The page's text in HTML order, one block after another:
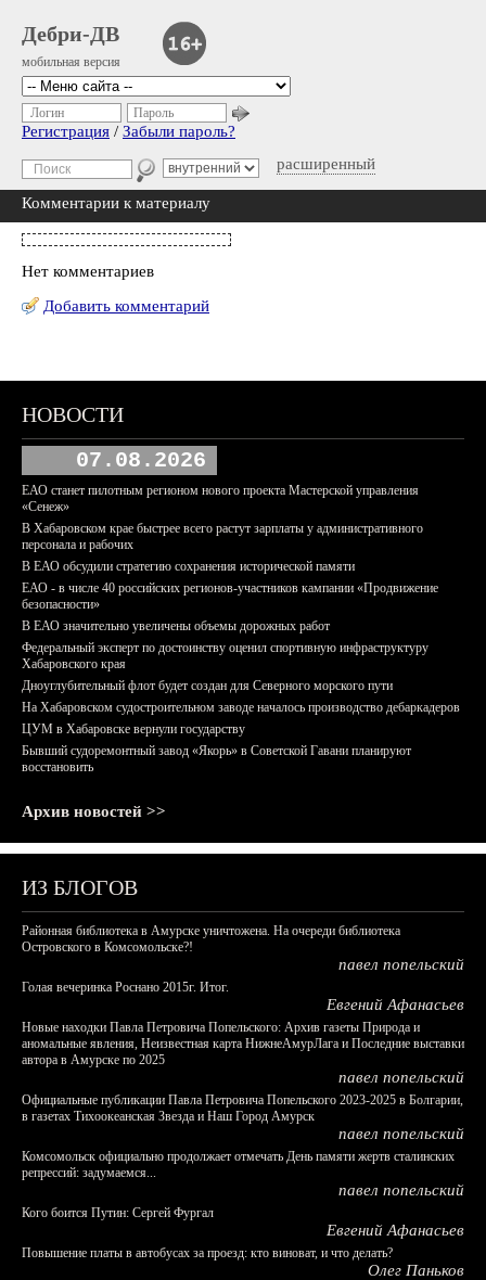
Дебри-ДВ
мобильная версия
расширенный
Логин Пароль
Регистрация / Забыли пароль?
Комментарии к материалу
Нет комментариев
Добавить комментарий
НОВОСТИ
07.08.2026
ЕАО станет пилотным регионом нового проекта Мастерской управления
«Сенеж»
В Хабаровском крае быстрее всего растут зарплаты у административного
персонала и рабочих
В ЕАО обсудили стратегию сохранения исторической памяти
ЕАО - в числе 40 российских регионов-участников кампании «Продвижение
безопасности»
В ЕАО значительно увеличены объемы дорожных работ
Федеральный эксперт по достоинству оценил спортивную инфраструктуру
Хабаровского края
Дноуглубительный флот будет создан для Северного морского пути
На Хабаровском судостроительном заводе началось производство дебаркадеров
ЦУМ в Хабаровске вернули государству
Бывший судоремонтный завод «Якорь» в Советской Гавани планируют
восстановить
Архив новостей >>
ИЗ БЛОГОВ
Районная библиотека в Амурске уничтожена. На очереди библиотека
Островского в Комсомольске?!
павел попельский
Голая вечеринка Роснано 2015г. Итог.
Евгений Афанасьев
Новые находки Павла Петровича Попельского: Архив газеты Природа и
аномальные явления, Неизвестная карта НижнеАмурЛага и Последние выставки
автора в Амурске по 2025
павел попельский
Официальные публикации Павла Петровича Попельского 2023-2025 в Болгарии,
в газетах Тихоокеанская Звезда и Наш Город Амурск
павел попельский
Комсомольск официально продолжает отмечать День памяти жертв сталинских
репрессий: задумаемся...
павел попельский
Кого боится Путин: Сергей Фургал
Евгений Афанасьев
Повышение платы в автобусах за проезд: кто виноват, и что делать?
Олег Паньков